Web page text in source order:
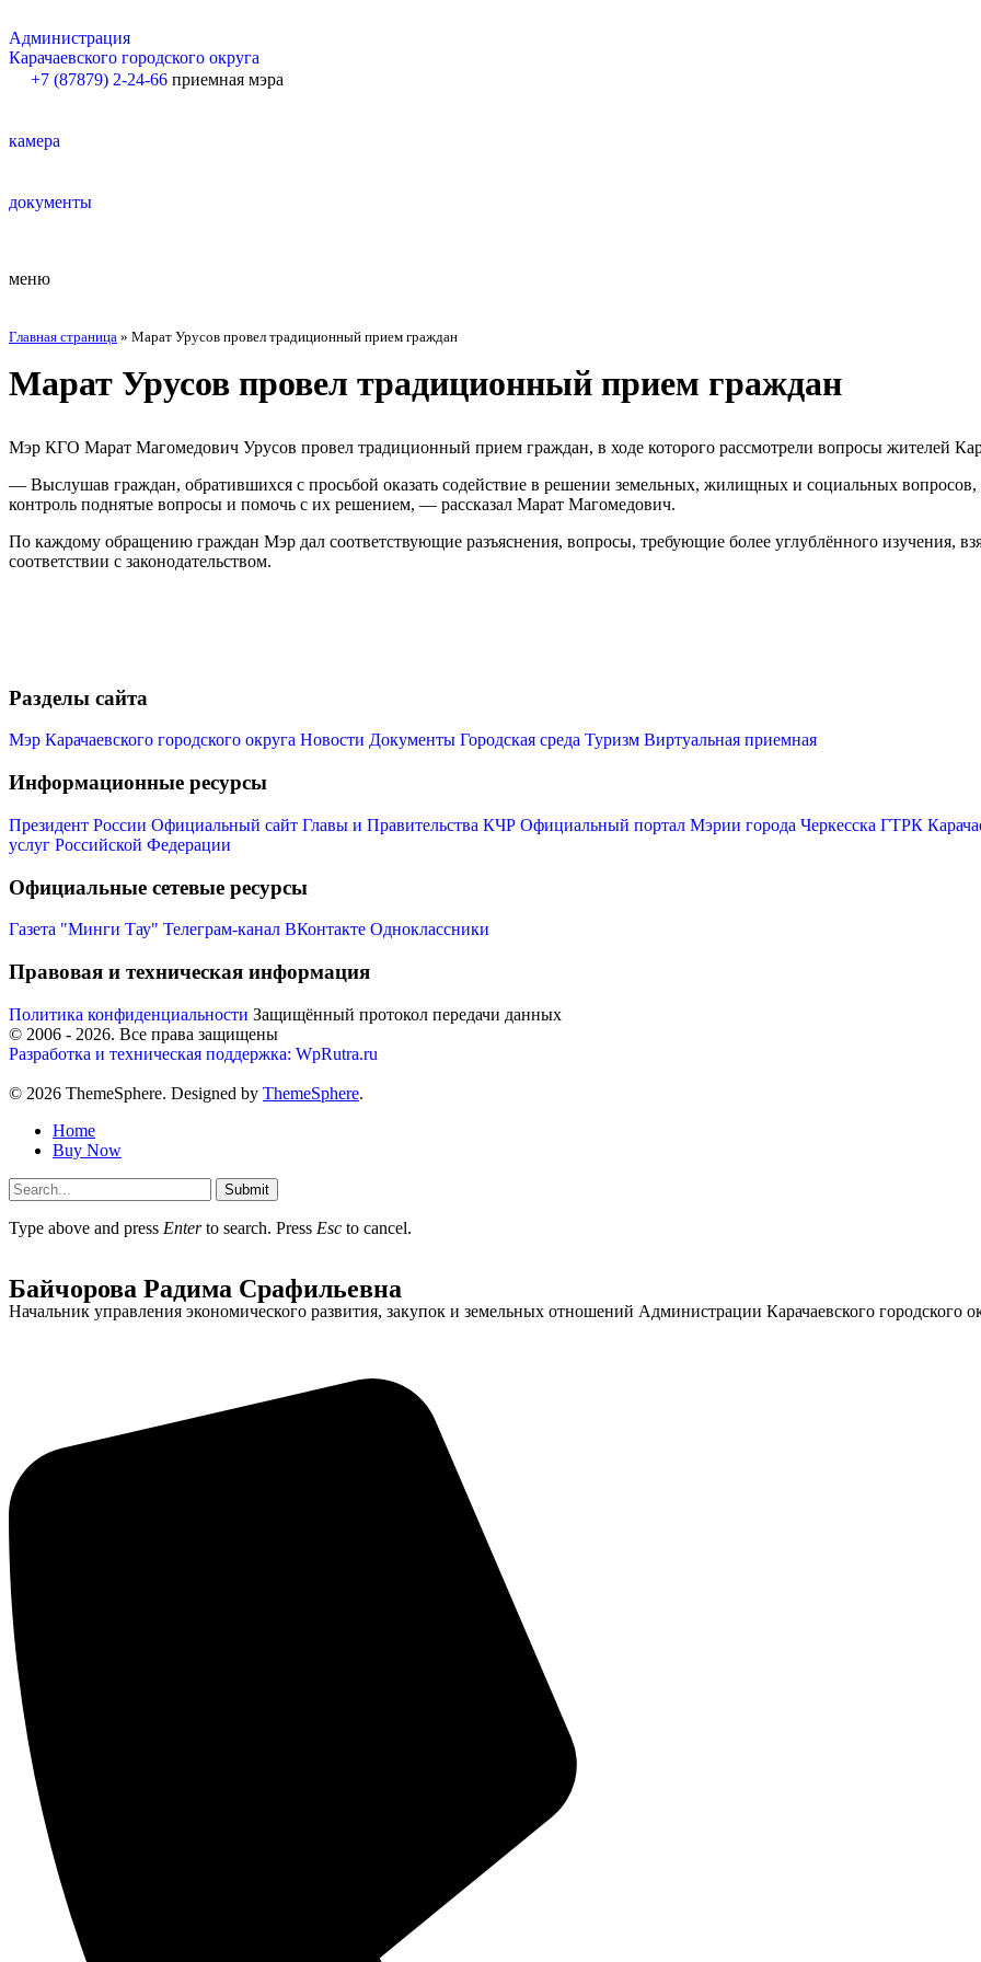
Администрация
Карачаевского городского округа
+7 (87879) 2-24-66 приемная мэра
камера
документы
меню
Главная страница » Марат Урусов провел традиционный прием граждан
Марат Урусов провел традиционный прием граждан
Мэр КГО Марат Магомедович Урусов провел традиционный прием граждан, в ходе которого рассмотрели вопросы жителей
— Выслушав граждан, обратившихся с просьбой оказать содействие в решении земельных, жилищных и социальных вопросов,
контроль поднятые вопросы и помочь с их решением, — рассказал Марат Магомедович.
По каждому обращению граждан Мэр дал соответствующие разъяснения, вопросы, требующие более углублённого изучения,
соответствии с законодательством.
Разделы сайта
Мэр Карачаевского городского округа Новости Документы Городская среда Туризм Виртуальная приемная
Информационные ресурсы
Президент России Официальный сайт Главы и Правительства КЧР Официальный портал Мэрии города Черкесска ГТРК
услуг Российской Федерации
Официальные сетевые ресурсы
Газета "Минги Тау" Телеграм-канал ВКонтакте Одноклассники
Правовая и техническая информация
Политика конфиденциальности Защищённый протокол передачи данных
© 2006 - 2026. Все права защищены
Разработка и техническая поддержка: WpRutra.ru
© 2026 ThemeSphere. Designed by ThemeSphere.
Home
Buy Now
Submit
Type above and press Enterto search. Press Esc to cancel.
Байчорова Радима Срафильевна
Начальник управления экономического развития, закупок и земельных отношений Администрации Карачаевского городского